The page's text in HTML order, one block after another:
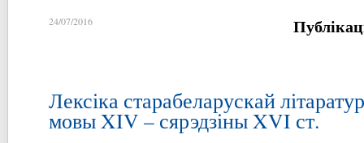
24/07/2016
Лексіка старабеларускай
мовы XIV – сярэдзіны XVI ст.